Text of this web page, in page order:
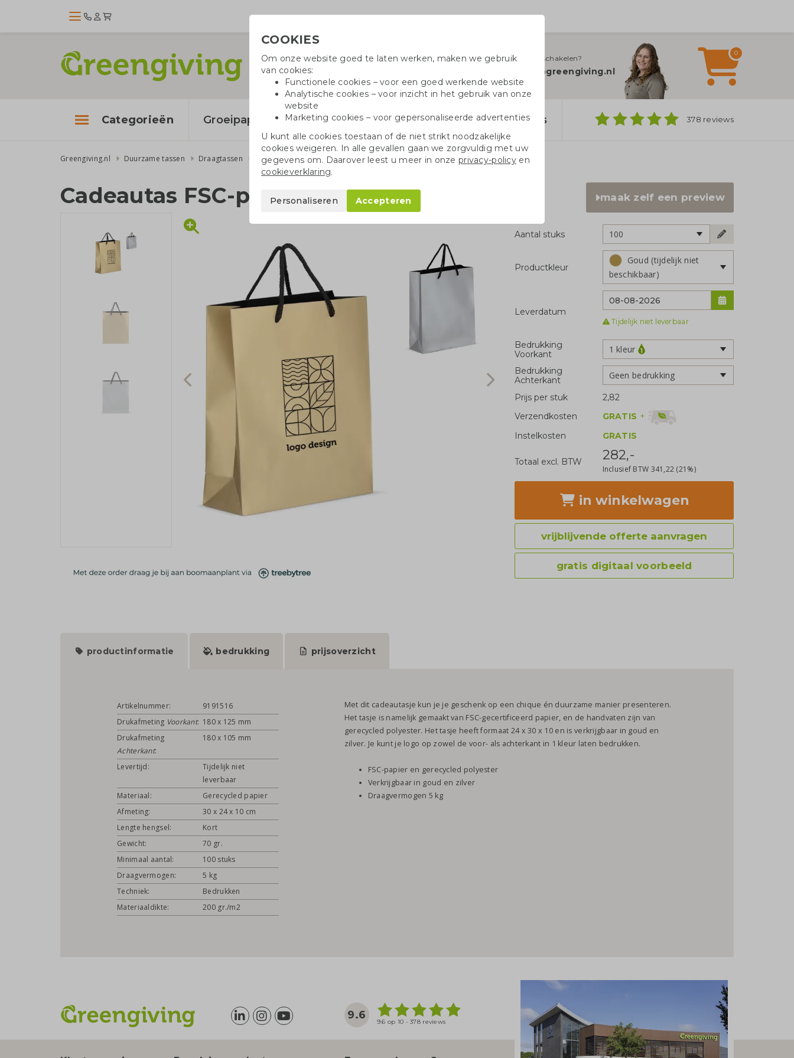
Hulplijn inschakelen?
info@greengiving.nl
0
Categorieën Groeipapier Katoenen tassen Pennen Doppers 378 reviews
Greengiving.nl Duurzame tassen Draagtassen Papieren tassen Luxe papieren tassen Cadeautas FSC-papier
Cadeautas FSC-papier maak zelf een preview
Aantal stuks 100
Productkleur
Goud (tijdelijk niet
beschikbaar)
Leverdatum
Tijdelijk niet leverbaar
Bedrukking
Voorkant
1 kleur
Bedrukking
Achterkant
Geen bedrukking
Prijs per stuk
2,82
Verzendkosten
GRATIS +
Instelkosten
GRATIS
Totaal excl. BTW 282,-
Inclusief BTW 341,22 (21%)
in winkelwagen
vrijblijvende offerte aanvragen
gratis digitaal voorbeeld
productinformatie bedrukking prijsoverzicht
Artikelnummer:
9191516
Drukafmeting Voorkant: 180 x 125 mm
Drukafmeting
Achterkant:
180 x 105 mm
Levertijd:
Tijdelijk niet
leverbaar
Materiaal:
Gerecycled papier
Afmeting:
30 x 24 x 10 cm
Lengte hengsel:
Kort
Gewicht:
70 gr.
Minimaal aantal:
100 stuks
Draagvermogen:
5 kg
Techniek:
Bedrukken
Materiaaldikte:
200 gr./m2
Met dit cadeautasje kun je je geschenk op een chique én duurzame manier presenteren.
Het tasje is namelijk gemaakt van FSC-gecertificeerd papier, en de handvaten zijn van
gerecycled polyester. Het tasje heeft formaat 24 x 30 x 10 en is verkrijgbaar in goud en
zilver. Je kunt je logo op zowel de voor- als achterkant in 1 kleur laten bedrukken.
FSC-papier en gerecycled polyester
Verkrijgbaar in goud en zilver
Draagvermogen 5 kg
9.6
9.6 op 10 - 378 reviews
COOKIES
Om onze website goed te laten werken, maken we gebruik
van cookies:
Functionele cookies – voor een goed werkende website
Analytische cookies – voor inzicht in het gebruik van onze
website
Marketing cookies – voor gepersonaliseerde advertenties
U kunt alle cookies toestaan of de niet strikt noodzakelijke
cookies weigeren. In alle gevallen gaan we zorgvuldig met uw
gegevens om. Daarover leest u meer in onzeprivacy-policyen
cookieverklaring.
Personaliseren Accepteren